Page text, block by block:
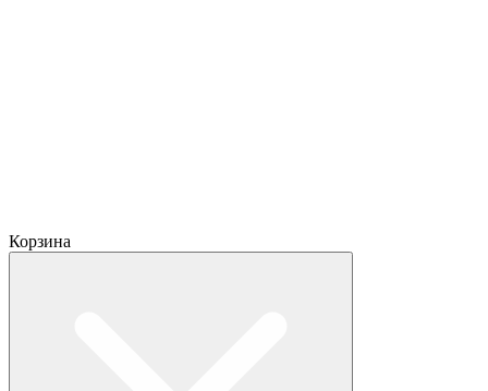
Корзина